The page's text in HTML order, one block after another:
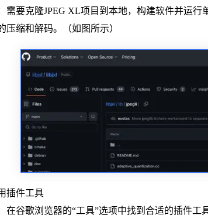
需要克隆JPEG XL项目到本地，构建软件并运
压缩和解码。（如图所示）
插件工具
在谷歌浏览器的“工具”选项中找到合适的插件